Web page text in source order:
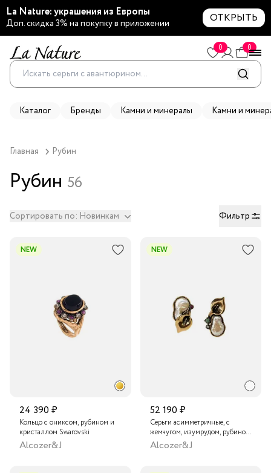
La Nature: украшения из Европы
Доп. скидка 3% на покупку в приложении ОТКРЫТЬ
0 0
Каталог Бренды Камни и минералы Камни и
Главная Рубин
Рубин 56
Сортировать по: Новинкам Фильтр
NEW
24 390 ₽
Кольцо с ониксом, рубином и
кристаллом Swarovski
Alcozer&J
NEW
52 190 ₽
Серьги асимметричные, с
жемчугом, изумрудом, рубином
и кристаллом Swarovski
Alcozer&J